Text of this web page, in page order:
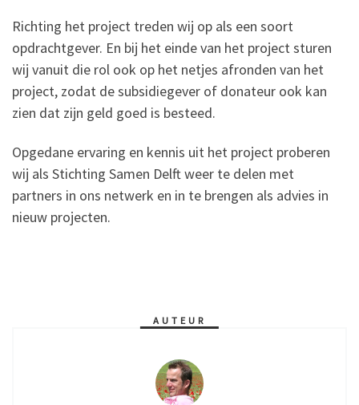
Richting het project treden wij op als een soort
opdrachtgever. En bij het einde van het project sturen
wij vanuit die rol ook op het netjes afronden van het
project, zodat de subsidiegever of donateur ook kan
zien dat zijn geld goed is besteed.
Opgedane ervaring en kennis uit het project proberen
wij als Stichting Samen Delft weer te delen met
partners in ons netwerk en in te brengen als advies in
nieuw projecten.
AUTEUR